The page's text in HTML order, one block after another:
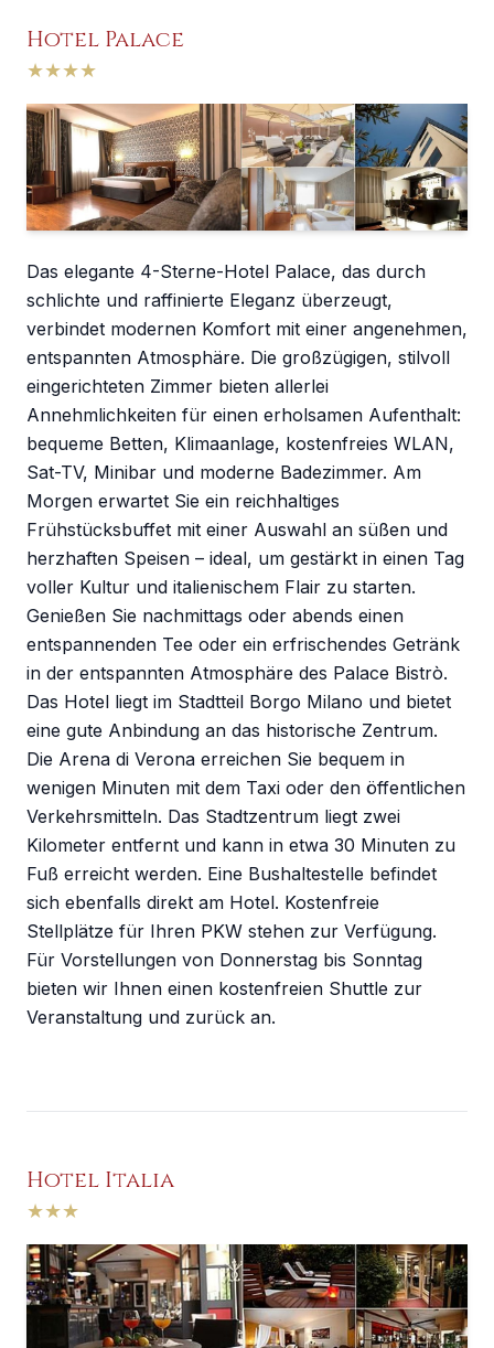
Hotel Palace
★★★★
Das elegante 4-Sterne-Hotel Palace, das durch
schlichte und raffinierte Eleganz überzeugt,
verbindet modernen Komfort mit einer angenehmen,
entspannten Atmosphäre. Die großzügigen, stilvoll
eingerichteten Zimmer bieten allerlei
Annehmlichkeiten für einen erholsamen Aufenthalt:
bequeme Betten, Klimaanlage, kostenfreies WLAN,
Sat-TV, Minibar und moderne Badezimmer. Am
Morgen erwartet Sie ein reichhaltiges
Frühstücksbuffet mit einer Auswahl an süßen und
herzhaften Speisen – ideal, um gestärkt in einen Tag
voller Kultur und italienischem Flair zu starten.
Genießen Sie nachmittags oder abends einen
entspannenden Tee oder ein erfrischendes Getränk
in der entspannten Atmosphäre des Palace Bistrò.
Das Hotel liegt im Stadtteil Borgo Milano und bietet
eine gute Anbindung an das historische Zentrum.
Die Arena di Verona erreichen Sie bequem in
wenigen Minuten mit dem Taxi oder den öffentlichen
Verkehrsmitteln. Das Stadtzentrum liegt zwei
Kilometer entfernt und kann in etwa 30 Minuten zu
Fuß erreicht werden. Eine Bushaltestelle befindet
sich ebenfalls direkt am Hotel. Kostenfreie
Stellplätze für Ihren PKW stehen zur Verfügung.
Für Vorstellungen von Donnerstag bis Sonntag
bieten wir Ihnen einen kostenfreien Shuttle zur
Veranstaltung und zurück an.
Hotel Italia
★★★